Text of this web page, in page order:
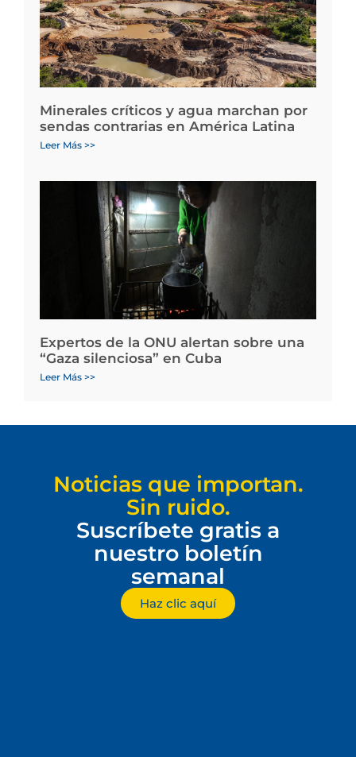
Minerales críticos y agua marchan por
sendas contrarias en América Latina
Leer Más >>
Expertos de la ONU alertan sobre una
“Gaza silenciosa” en Cuba
Leer Más >>
Noticias que importan.
Sin ruido.
Suscríbete gratis a
nuestro boletín
semanal
Haz clic aquí